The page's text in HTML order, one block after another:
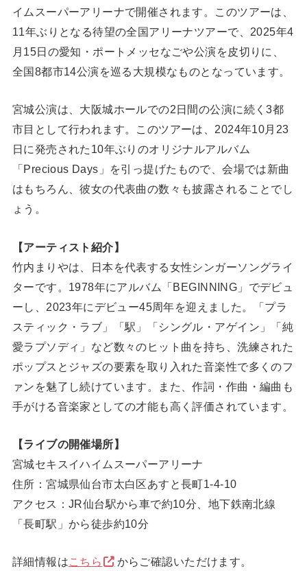
イムスーパーアリーナで開催されます。このツアーは、
11年ぶりとなる待望の全国アリーナツアーで、2025年4
月15日の愛知・ポートメッセなごや公演を皮切りに、
全国8都市14公演を巡る大規模なものとなっています。
宮城公演は、大阪城ホールでの2日間の公演に続く3都
市目として行われます。このツアーは、2024年10月23
日に発売された10年ぶりのオリジナルアルバム
「Precious Days」を引っ提げたもので、会場では新曲
はもちろん、彼女の代表曲の数々も披露されることでし
ょう。
【アーティスト紹介】
竹内まりやは、日本を代表する女性シンガーソングライ
ターです。1978年にアルバム「BEGINNING」でデビュ
ーし、2023年にデビュー45周年を迎えました。「プラ
スティック・ラブ」「駅」「シングル・アゲイン」「純
愛ラプソディ」など数々のヒット曲を持ち、洗練された
ポップスとジャズの要素を取り入れた音楽性で多くのフ
ァンを魅了し続けています。また、作詞・作曲・編曲も
手がける音楽家としての才能も高く評価されています。
【ライブの開催場所】
宮城セキスイハイムスーパーアリーナ
住所：宮城県仙台市太白区あすと長町1-4-10
アクセス：JR仙台駅から車で約10分、地下鉄南北線
「長町駅」から徒歩約10分
詳細情報はこちら からご確認いただけます。